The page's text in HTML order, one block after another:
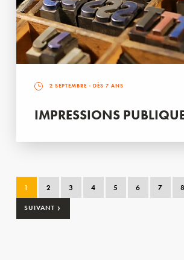
2 SEPTEMBRE - DÈS 7 ANS
IMPRESSIONS
1 2 3 4 5 6 7 8
SUIVANT ›